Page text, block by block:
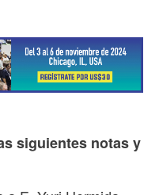
siguientes notas y